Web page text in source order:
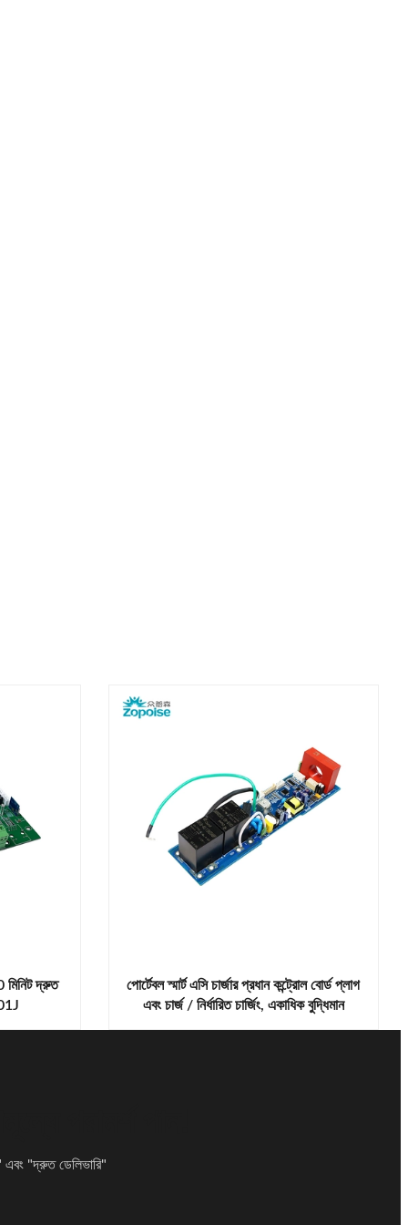
মিনিট দ্রুত
পোর্টেবল স্মার্ট এসি চার্জার প্রধান কন্ট্রোল বোর্ড প্লাগ
এবং চার্জ / নির্ধারিত চার্জিং, একাধিক বুদ্ধিমান
এবং "দ্রুত ডেলিভারি"